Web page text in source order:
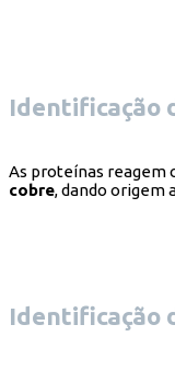
Identificação
As proteínas reagem
cobre, dando origem
Identificação